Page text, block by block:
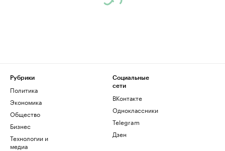
Рубрики
Политика
Экономика
Общество
Бизнес
Технологии и
медиа
Социальные
сети
ВКонтакте
Одноклассники
Telegram
Дзен